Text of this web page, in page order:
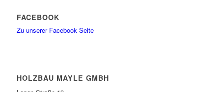
FACEBOOK
Zu unserer Facebook Seite
HOLZBAU MAYLE GMBH